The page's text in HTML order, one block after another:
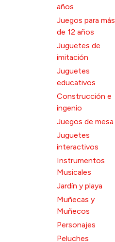
años
Juegos para más
de 12 años
Juguetes de
imitación
Juguetes
educativos
Construcción e
ingenio
Juegos de mesa
Juguetes
interactivos
Instrumentos
Musicales
Jardín y playa
Muñecas y
Muñecos
Personajes
Peluches